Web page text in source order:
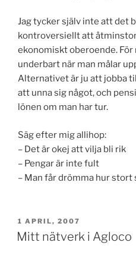
Jag tycker själv inte att det
kontroversiellt att
ekonomiskt oberoende.
underbart när man målar
Alternativet är ju att jobba
att unna sig något, och
lönen om man har tur.
Säg efter mig allihop:
– Det är okej att vilja bli rik
– Pengar är inte fult
– Man får drömma hur stort
PUBLICERAT
1 APRIL, 2007
Mitt nätverk i Agloco